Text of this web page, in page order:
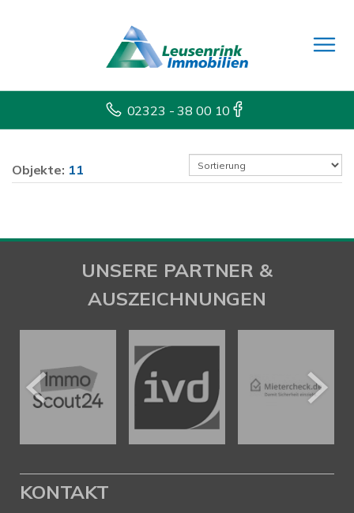
02323 - 38 00 10
Objekte: 11
UNSERE PARTNER &
AUSZEICHNUNGEN
KONTAKT